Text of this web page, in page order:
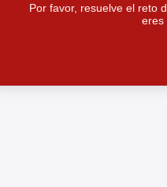
Por favor, resuelve el reto
eres